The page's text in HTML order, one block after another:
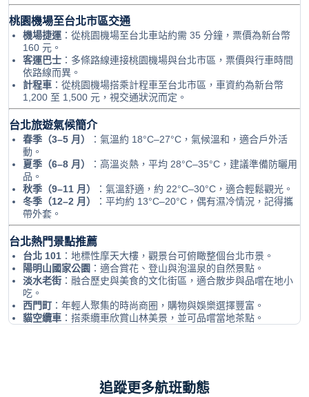
桃園機場至台北市區交通
機場捷運 ：從桃園機場至台北車站約需 35 分鐘，票價為新台幣
160 元。
客運巴士 ：多條路線連接桃園機場與台北市區，票價與行車時間
依路線而異。
計程車 ：從桃園機場搭乘計程車至台北市區，車資約為新台幣
1,200 至 1,500 元，視交通狀況而定。
台北旅遊氣候簡介
春季（3–5 月）
：氣溫約 18°C–27°C，氣候溫和，適合戶外活
動。
夏季（6–8 月）
：高溫炎熱，平均 28°C–35°C，建議準備防曬用
品。
秋季（9–11 月）
：氣溫舒適，約 22°C–30°C，適合輕鬆觀光。
冬季（12–2 月）
：平均約 13°C–20°C，偶有濕冷情況，記得攜
帶外套。
台北熱門景點推薦
台北 101 ：地標性摩天大樓，觀景台可俯瞰整個台北市景。
陽明山國家公園 ：適合賞花、登山與泡溫泉的自然景點。
淡水老街 ：融合歷史與美食的文化街區，適合散步與品嚐在地小
吃。
西門町 ：年輕人聚集的時尚商圈，購物與娛樂選擇豐富。
貓空纜車 ：搭乘纜車欣賞山林美景，並可品嚐當地茶點。
追蹤更多航班動態